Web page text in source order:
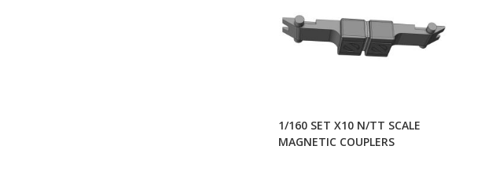
1/160 SET X10 N/TT SCALE
MAGNETIC COUPLERS